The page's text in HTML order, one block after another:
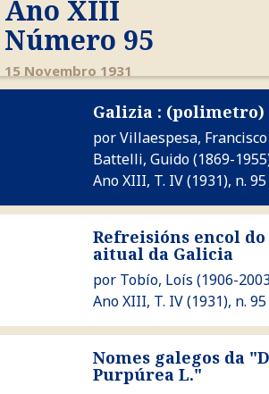
search
Ano XIII
Número 95
15 Novembro 1931
Ver Galizia : (polimetro)
Galizia : (polimetro)
porVillaespesa, Francisco
Battelli, Guido(1869-
Ano XIII, T. IV (1931), n. 95
Ver Refreisións encol do momento
Refreisións encol
aitual da Galicia
por Tobío, Loís (1906-
Ano XIII, T. IV (1931), n.
Ver Nomes galegos da "Dixitalis
Nomes galegos da
Purpúrea L."